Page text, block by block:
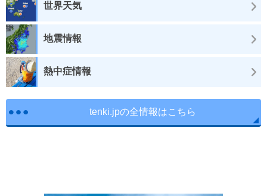
世界天気
地震情報
熱中症情報
tenki.jpの全情報はこちら